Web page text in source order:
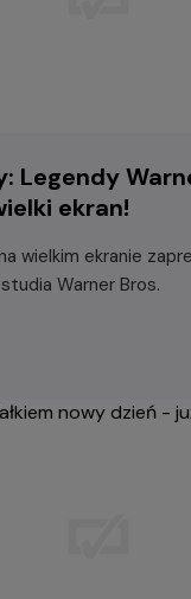
Legendy
ekran!
wielkim ekranie
Warner Bros.